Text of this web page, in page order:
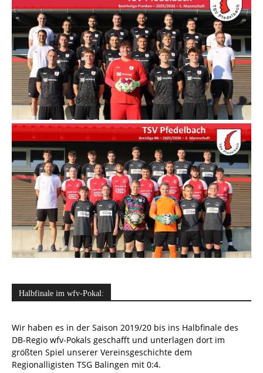
Halbfinale im wfv-Pokal:
Wir haben es in der Saison 2019/20 bis ins Halbfinale des
DB-Regio wfv-Pokals geschafft und unterlagen dort im
größten Spiel unserer Vereinsgeschichte dem
Regionalligisten TSG Balingen mit 0:4.